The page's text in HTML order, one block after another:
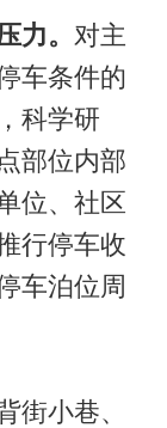
力。 对主
车条件的
科学研
部位内部
位、社区
行停车收
车泊位周
街小巷、